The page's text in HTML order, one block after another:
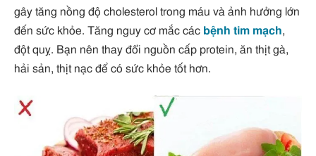
gây tăng nồng độ cholesterol trong máu và ảnh hưởng lớn
đến sức khỏe. Tăng nguy cơ mắc các bệnh tim mạch,
đột quỵ. Bạn nên thay đổi nguồn cấp protein, ăn thịt gà,
hải sản, thịt nạc để có sức khỏe tốt hơn.